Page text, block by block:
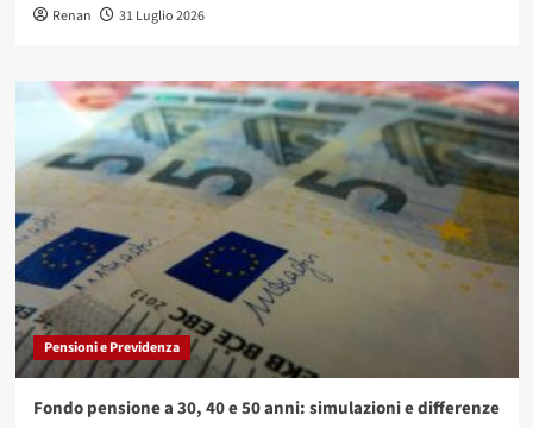
Renan 31 Luglio 2026
Pensioni e Previdenza
Fondo pensione a 30, 40 e 50 anni: simulazioni e differenze